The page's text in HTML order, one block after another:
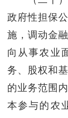
政府性担保
施，调动金
向从事农业
务、股权和
的业务范围
本参与的农